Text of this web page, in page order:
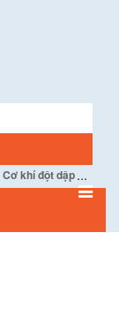
Cơ khí đột dập...